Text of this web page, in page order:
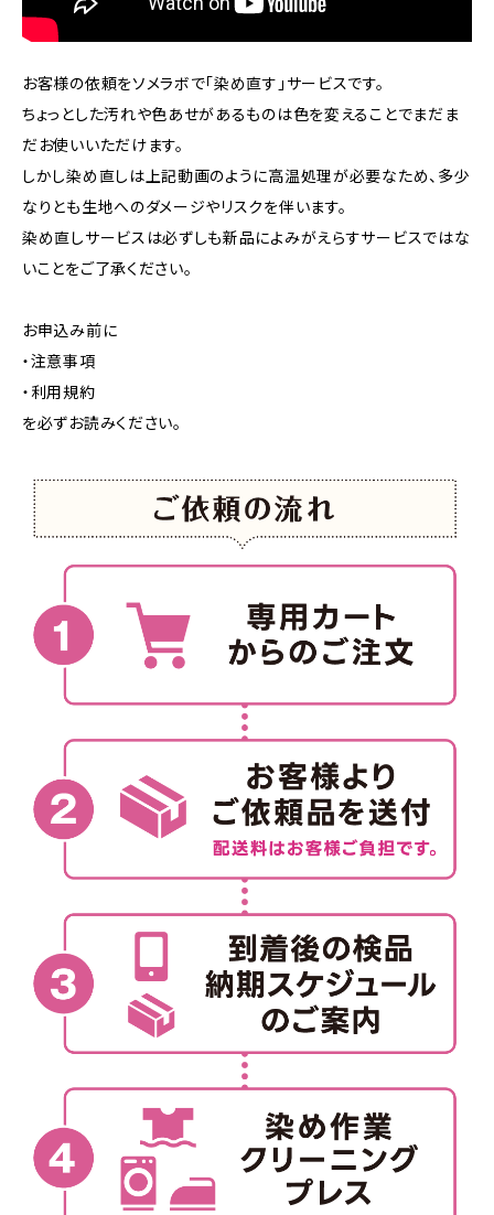
お客様の依頼をソメラボで「染め直す」サービスです。
ちょっとした汚れや色あせがあるものは色を変えることでまだま
だお使いいただけます。
しかし染め直しは上記動画のように高温処理が必要なため、多少
なりとも生地へのダメージやリスクを伴います。
染め直しサービスは必ずしも新品によみがえらすサービスではな
いことをご了承ください。
お申込み前に
・注意事項
・利用規約
を必ずお読みください。